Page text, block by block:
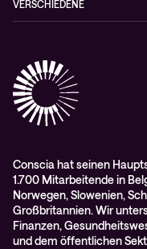
Cisco Webex
VERSCHIEDENE
RMA-Antrag
AGB
Conscia hat seinen
1.700 Mitarbeitende in
Norwegen, Slowenien,
Großbritannien. Wir
Finanzen,
und dem öffentlichen